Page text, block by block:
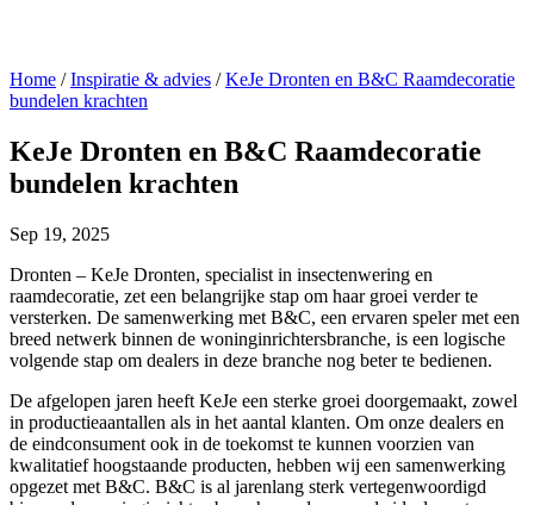
Home / Inspiratie & advies / KeJe Dronten en B&C Raamdecoratie
bundelen krachten
KeJe Dronten en B&C Raamdecoratie
bundelen krachten
Sep 19, 2025
Dronten – KeJe Dronten, specialist in insectenwering en
raamdecoratie, zet een belangrijke stap om haar groei verder te
versterken. De samenwerking met B&C, een ervaren speler met een
breed netwerk binnen de woninginrichtersbranche, is een logische
volgende stap om dealers in deze branche nog beter te bedienen.
De afgelopen jaren heeft KeJe een sterke groei doorgemaakt, zowel
in productieaantallen als in het aantal klanten. Om onze dealers en
de eindconsument ook in de toekomst te kunnen voorzien van
kwalitatief hoogstaande producten, hebben wij een samenwerking
opgezet met B&C. B&C is al jarenlang sterk vertegenwoordigd